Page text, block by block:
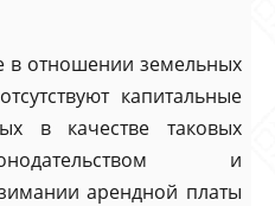
в отношении земельных
капитальные
в качестве таковых
и
арендной платы